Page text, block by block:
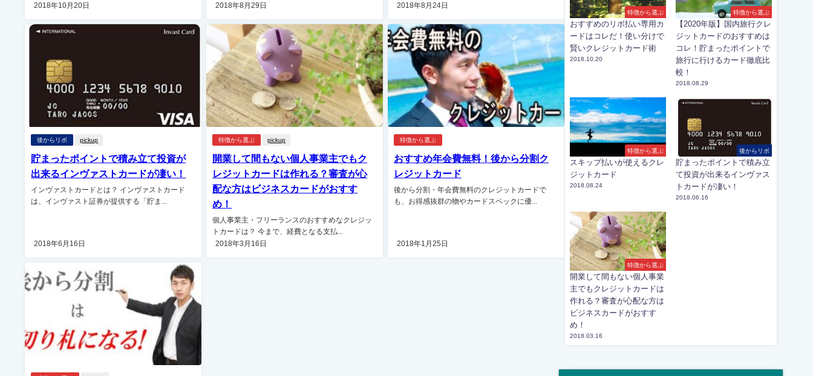
2018年10月20日
2018年8月29日
2018年8月24日
後からリボ pickup
貯まったポイントで積み立て投資が
出来るインヴァストカードが凄い！
インヴァストカードとは？ インヴァストカード
は、インヴァスト証券が提供する「貯ま...
2018年6月16日
特徴から選ぶ pickup
開業して間もない個人事業主でもク
レジットカードは作れる？審査が心
配な方はビジネスカードがおすす
め！
個人事業主・フリーランスのおすすめなクレジッ
トカードは？ 今まで、経費となる支払...
2018年3月16日
特徴から選ぶ
おすすめ年会費無料！後から分割ク
レジットカード
後から分割・年会費無料のクレジットカードで
も、お得感抜群の物やカードスペックに優...
2018年1月25日
特徴から選ぶ
おすすめのリボ払い専用カ
ードはコレだ！使い分けで
賢いクレジットカード術
2018.10.20
特徴から選ぶ
【2020年版】国内旅行クレ
ジットカードのおすすめは
コレ！貯まったポイントで
旅行に行けるカード徹底比
較！
2018.08.29
特徴から選ぶ
スキップ払いが使えるクレ
ジットカード
2018.08.24
後からリボ
貯まったポイントで積み立
て投資が出来るインヴァス
トカードが凄い！
2018.06.16
特徴から選ぶ
開業して間もない個人事業
主でもクレジットカードは
作れる？審査が心配な方は
ビジネスカードがおすす
め！
2018.03.16